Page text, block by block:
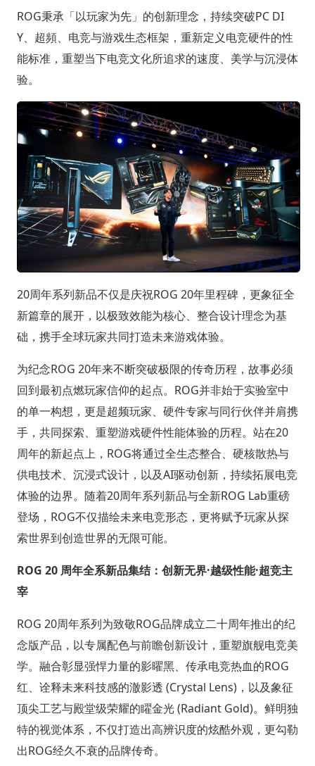
ROG秉承「以玩家为先」的创新理念，持续突破PC DI
Y、超頻、电竞与游戏生态框架，重新定义电竞硬件的性
能标准，重塑当下电竞文化所追求的速度、美学与沉浸体
验。
20周年系列新品不仅是庆祝ROG 20年里程碑，更象征全
新篇章的展开，以极致效能为核心、整合设计理念为基
础，携手全球玩家共同打造未来游戏体验。
为纪念ROG 20年来不断突破极限的传奇历程，故事必须
回到最初点燃玩家信仰的起点。ROG并非始于实验室中
的单一构想，更是超频玩家、硬件专家与同行伙伴并肩携
手，共同探索、重塑游戏硬件性能体验的历程。站在20
周年的新起点上，ROG将通过全生态整合、硬核散热与
供电技术、沉浸式设计，以及AI驱动创新，持续拓展电竞
体验的边界。随着20周年系列新品与全新ROG Lab重磅
登场，ROG不仅描绘未来电竞形态，更将赋予玩家从探
索世界到创造世界的无限可能。
ROG 20 周年全系新品集结：创新无界·越级性能·超竞主
宰
ROG 20周年系列为致敬ROG品牌成立二十周年推出的纪
念版产品，以专属配色与前瞻创新设计，重塑旗舰电竞美
学。融合彰显强悍力量的影曜黑、传承电竞热血的ROG
红、诠释未来科技感的澈影透 (Crystal Lens)，以及象征
顶尖工艺与殿堂级荣耀的矅金光 (Radiant Gold)。鲜明独
特的视觉体系，不仅打造出高辨识度的炫酷外观，更勾勒
出ROG经久不衰的品牌传奇。